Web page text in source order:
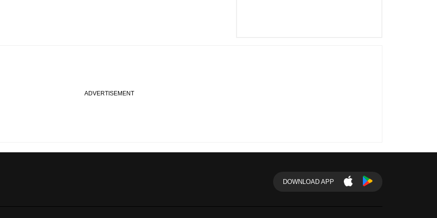
DOWNLOAD APP